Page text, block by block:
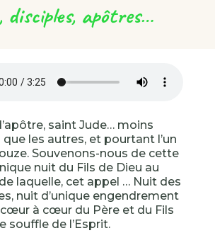
disciples, apôtres…
saint Jude… moins
que les autres, et pourtant l’un
Souvenons-nous de cette
nuit du Fils de Dieu au
laquelle, cet appel … Nuit des
nuit d’unique engendrement
à cœur du Père et du Fils
souffle de l’Esprit.